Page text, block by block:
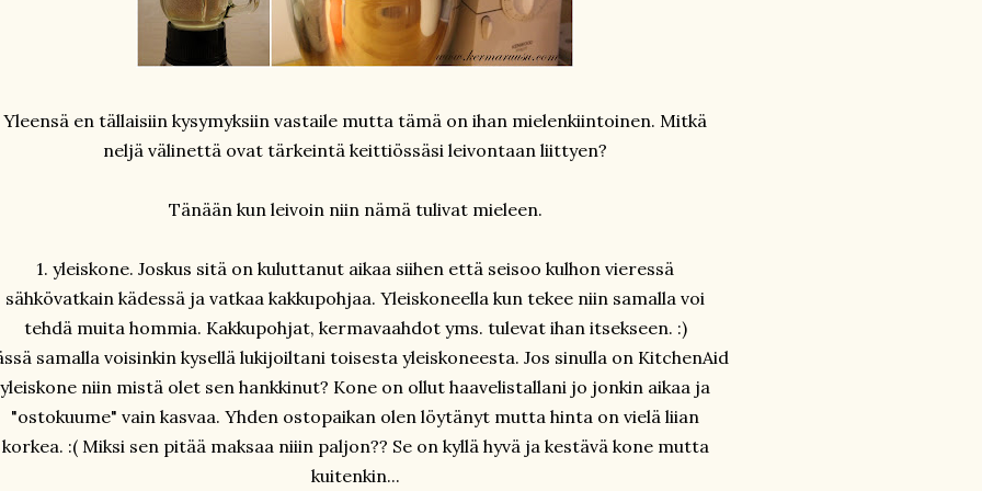
Yleensä en tällaisiin kysymyksiin vastaile mutta tämä on ihan mielenkiintoinen. Mitkä
neljä välinettä ovat tärkeintä keittiössäsi leivontaan liittyen?
Tänään kun leivoin niin nämä tulivat mieleen.
1. yleiskone. Joskus sitä on kuluttanut aikaa siihen että seisoo kulhon vieressä
sähkövatkain kädessä ja vatkaa kakkupohjaa. Yleiskoneella kun tekee niin samalla voi
tehdä muita hommia. Kakkupohjat, kermavaahdot yms. tulevat ihan itsekseen. :)
samalla voisinkin kysellä lukijoiltani toisesta yleiskoneesta. Jos sinulla on KitchenAid
yleiskone niin mistä olet sen hankkinut? Kone on ollut haavelistallani jo jonkin aikaa ja
"ostokuume" vain kasvaa. Yhden ostopaikan olen löytänyt mutta hinta on vielä liian
korkea. :( Miksi sen pitää maksaa niiin paljon?? Se on kyllä hyvä ja kestävä kone mutta
kuitenkin...